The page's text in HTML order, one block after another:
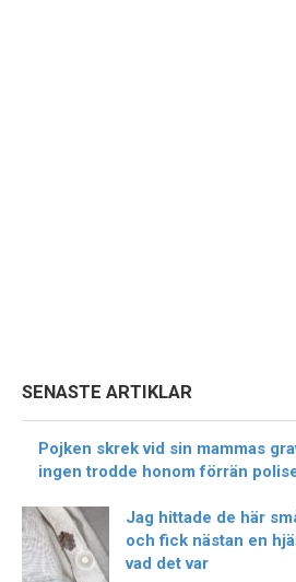
SENASTE ARTIKLAR
Pojken skrek vid sin mammas
ingen trodde honom förrän
Jag hittade de här
och fick nästan en
vad det var